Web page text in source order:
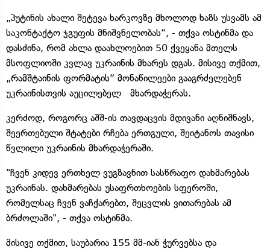
„პუტინის ახალი შეტევა ხარკოვზე მხოლოდ ხაზს უსვამს ამ
საკონტაქტო ჯგუფის მნიშვნელობას“, - თქვა ოსტინმა და
დასძინა, რომ ახლა დაახლოებით 50 ქვეყანა მთელს
მსოფლიოში კვლავ უკრაინის მხარეს დგას. მისივე თქმით,
„რამშტაინის ფორმატის“ მონაწილეები გააგრძელებენ
უკრაინისთვის აუცილებელ მხარდაჭერას.
კერძოდ, როგორც აშშ-ის თავდაცვის მდივანი აღნიშნავს,
შეერთებული შტატები რჩება ერთგული, შეიტანოს თავისი
წვლილი უკრაინის მხარდაჭერაში.
"ჩვენ კიდევ ერთხელ ვუგზავნით სასწრაფო დახმარებას
უკრაინას. დახმარებას უსაფრთხოების სფეროში,
რომელსაც ჩვენ ვაჩქარებთ, შეცვლის ვითარებას ამ
ბრძოლაში", - თქვა ოსტინმა.
მისივე თქმით, საუბარია 155 მმ-იან ჭურვებსა და